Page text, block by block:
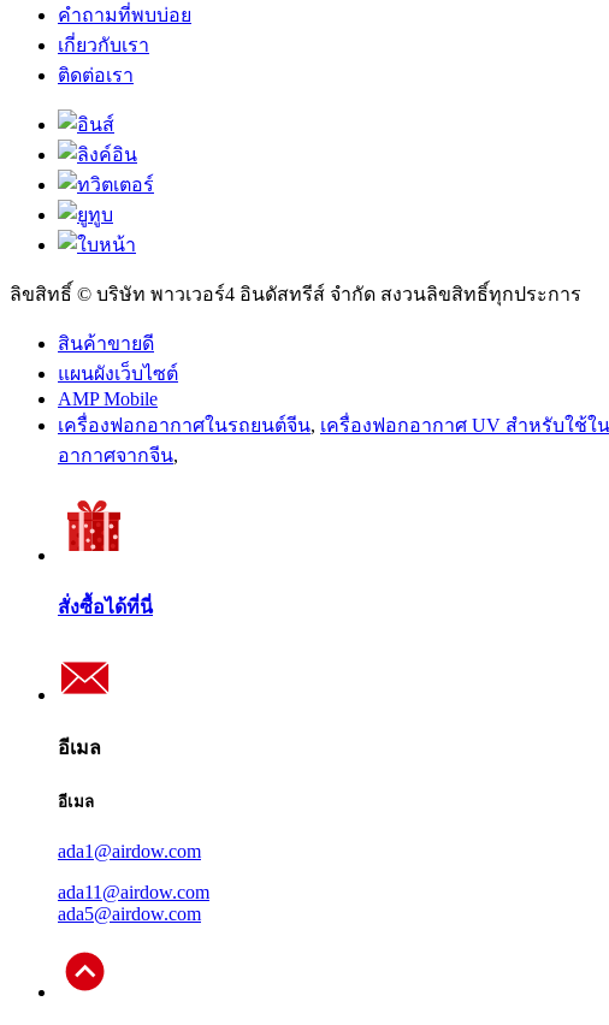
คำถามที่พบบ่อย
เกี่ยวกับเรา
ติดต่อเรา
ลิขสิทธิ์ © บริษัท พาวเวอร์4 อินดัสทรีส์ จำกัด สงวนลิขสิทธิ์ทุกประการ
สินค้าขายดี
แผนผังเว็บไซต์
AMP Mobile
เครื่องฟอกอากาศในรถยนต์จีน, เครื่องฟอกอากาศ UV สำหรับใช้ใ
อากาศจากจีน,
สั่งซื้อได้ที่นี่
อีเมล
อีเมล
ada1@airdow.com
ada11@airdow.com
ada5@airdow.com